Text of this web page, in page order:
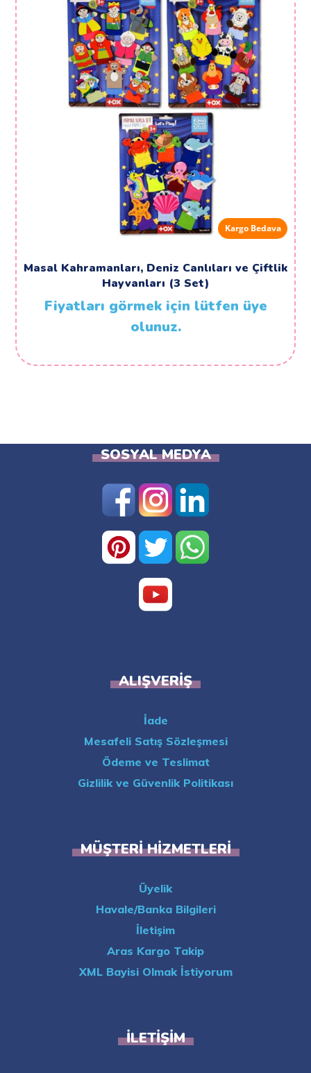
Kargo Bedava
Masal Kahramanları, Deniz Canlıları ve Çiftlik
Hayvanları (3 Set)
Fiyatları görmek için lütfen üye
olunuz.
SOSYAL MEDYA
ALIŞVERIŞ
İade
Mesafeli Satış Sözleşmesi
Ödeme ve Teslimat
Gizlilik ve Güvenlik Politikası
MÜŞTERI HIZMETLERI
Üyelik
Havale/Banka Bilgileri
İletişim
Aras Kargo Takip
XML Bayisi Olmak İstiyorum
İLETIŞIM